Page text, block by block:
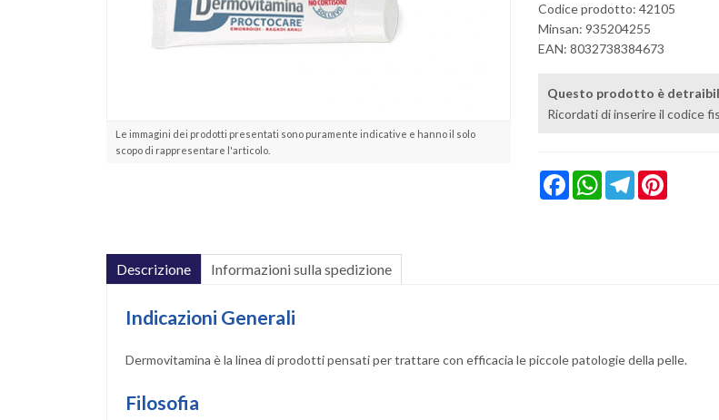
Le immagini dei prodotti presentati sono puramente indicative e hanno il solo
scopo di rappresentare l'articolo.
Codice prodotto: 42105
Minsan: 935204255
EAN: 8032738384673
Questo prodotto è
Ricordati di inserire il codice
FacebookWhatsAppTelegram
Descrizione Informazioni sulla spedizione
Indicazioni Generali
Dermovitamina è la linea di prodotti pensati per trattare con efficacia le piccole patologie della pelle.
Filosofia